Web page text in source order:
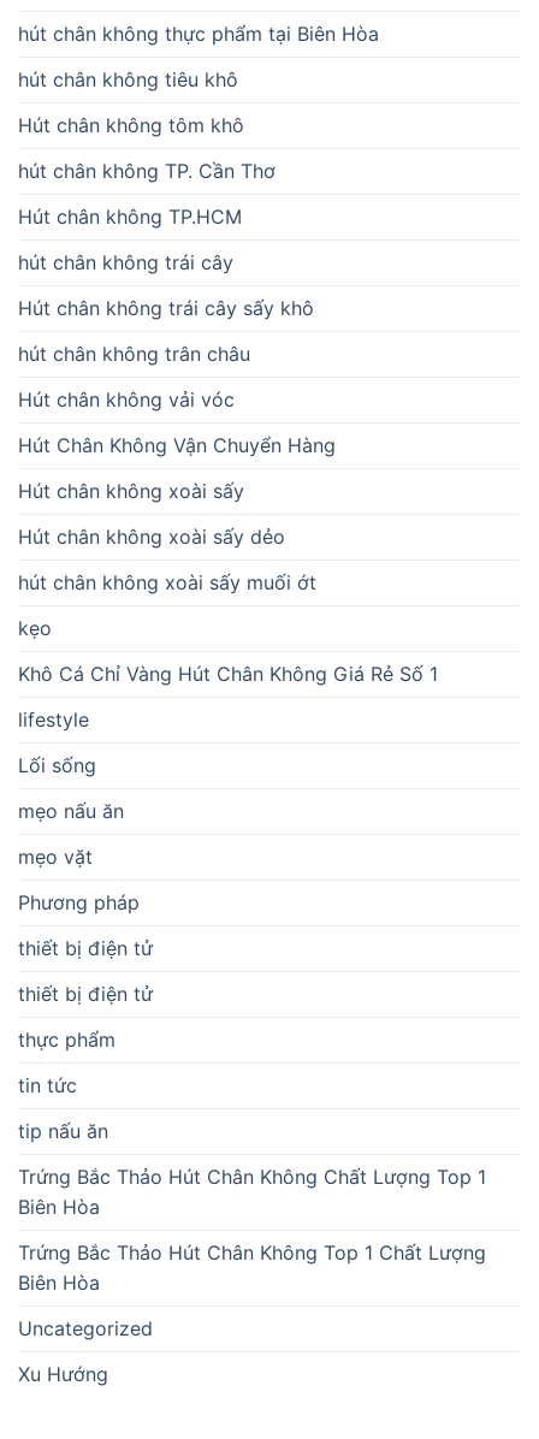
hút chân không thực phẩm tại Biên Hòa
hút chân không tiêu khô
Hút chân không tôm khô
hút chân không TP. Cần Thơ
Hút chân không TP.HCM
hút chân không trái cây
Hút chân không trái cây sấy khô
hút chân không trân châu
Hút chân không vải vóc
Hút Chân Không Vận Chuyển Hàng
Hút chân không xoài sấy
Hút chân không xoài sấy dẻo
hút chân không xoài sấy muối ớt
kẹo
Khô Cá Chỉ Vàng Hút Chân Không Giá Rẻ Số 1
lifestyle
Lối sống
mẹo nấu ăn
mẹo vặt
Phương pháp
thiết bị điện tử
thiết bị điện tử
thực phẩm
tin tức
tip nấu ăn
Trứng Bắc Thảo Hút Chân Không Chất Lượng Top 1
Biên Hòa
Trứng Bắc Thảo Hút Chân Không Top 1 Chất Lượng
Biên Hòa
Uncategorized
Xu Hướng